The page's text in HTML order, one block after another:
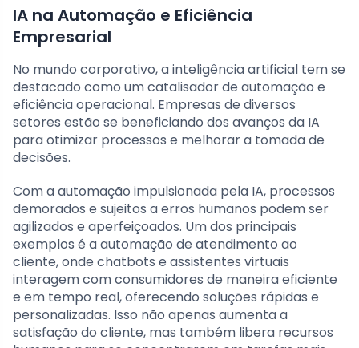
IA na Automação e Eficiência
Empresarial
No mundo corporativo, a inteligência artificial tem se
destacado como um catalisador de automação e
eficiência operacional. Empresas de diversos
setores estão se beneficiando dos avanços da IA
para otimizar processos e melhorar a tomada de
decisões.
Com a automação impulsionada pela IA, processos
demorados e sujeitos a erros humanos podem ser
agilizados e aperfeiçoados. Um dos principais
exemplos é a automação de atendimento ao
cliente, onde chatbots e assistentes virtuais
interagem com consumidores de maneira eficiente
e em tempo real, oferecendo soluções rápidas e
personalizadas. Isso não apenas aumenta a
satisfação do cliente, mas também libera recursos